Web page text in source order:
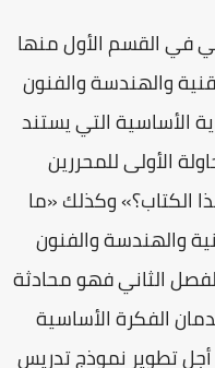
في القسم الأول منها
والهندسة والفنون
الأساسية التي يستند
الأولى للمحررين
الكتاب؟» وكذلك «ما
والهندسة والفنون
الثاني فهو محادثة
الفكرة الأساسية
أجل تطوير نموذج تدريس